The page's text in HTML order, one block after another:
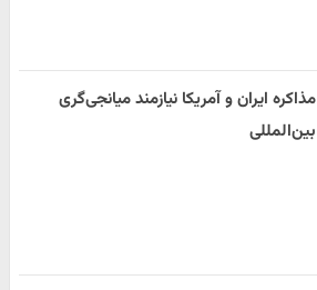
مذاکره ایران و آمریکا نیازمند میانجی‌گری
بین‌المللی